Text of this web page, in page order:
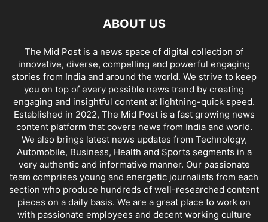
ABOUT US
The Mid Post is a news space of digital collection of
innovative, diverse, compelling and powerful engaging
stories from India and around the world. We strive to keep
you on top of every possible news trend by creating
engaging and insightful content at lightning-quick speed.
Established in 2022, The Mid Post is a fast growing news
content platform that covers news from India and world.
We also brings latest news updates from Technology,
Automobile, Business, Health and Sports segments in a
very authentic and informative manner. Our passionate
team comprises young and energetic journalists from each
section who produce hundreds of well-researched content
pieces on a daily basis. We are a great place to work on
with passionate employees and decent working culture